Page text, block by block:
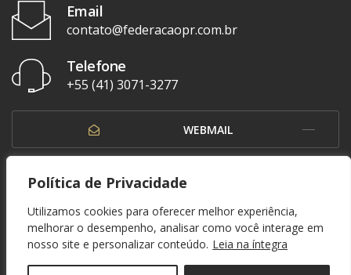
Política de Privacidade
Utilizamos cookies para oferecer melhor experiência,
melhorar o desempenho, analisar como você interage em
nosso site e personalizar conteúdo. Leia na íntegra
Email
contato@federacaopr.com.br
Telefone
+55 (41) 3071-3277
WEBMAIL
OUVIDORIA
© 1937 - 2026. Federação Paranaense de Futebol. Todos os direitos reservados. By